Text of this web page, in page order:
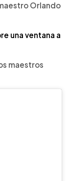
Orlando
una ventana a
maestros